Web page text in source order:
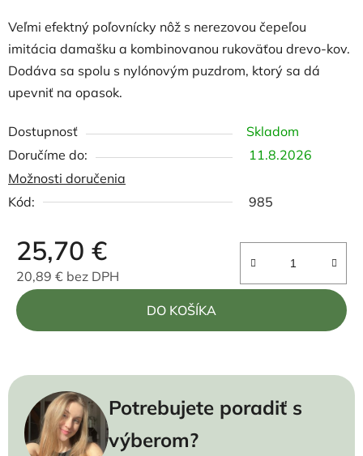
Veľmi efektný poľovnícky nôž s nerezovou čepeľou
imitácia damašku a kombinovanou rukoväťou drevo-kov.
Dodáva sa spolu s nylónovým puzdrom, ktorý sa dá
upevniť na opasok.
Dostupnosť
Skladom
11.8.2026
Možnosti doručenia
Kód:
985
25,70 €
20,89 € bez DPH
Jednotková cena:
DO KOŠÍKA
Potrebujete poradiť s
výberom?